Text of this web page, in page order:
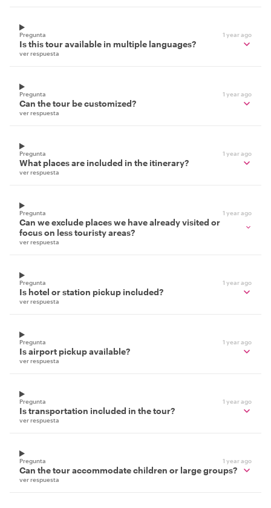
Pregunta 1 year ago
Is this tour available in multiple languages?
ver respuesta
Pregunta 1 year ago
Can the tour be customized?
ver respuesta
Pregunta 1 year ago
What places are included in the itinerary?
ver respuesta
Pregunta 1 year ago
Can we exclude places we have already visited or
focus on less touristy areas?
ver respuesta
Pregunta 1 year ago
Is hotel or station pickup included?
ver respuesta
Pregunta 1 year ago
Is airport pickup available?
ver respuesta
Pregunta 1 year ago
Is transportation included in the tour?
ver respuesta
Pregunta 1 year ago
Can the tour accommodate children or large groups?
ver respuesta